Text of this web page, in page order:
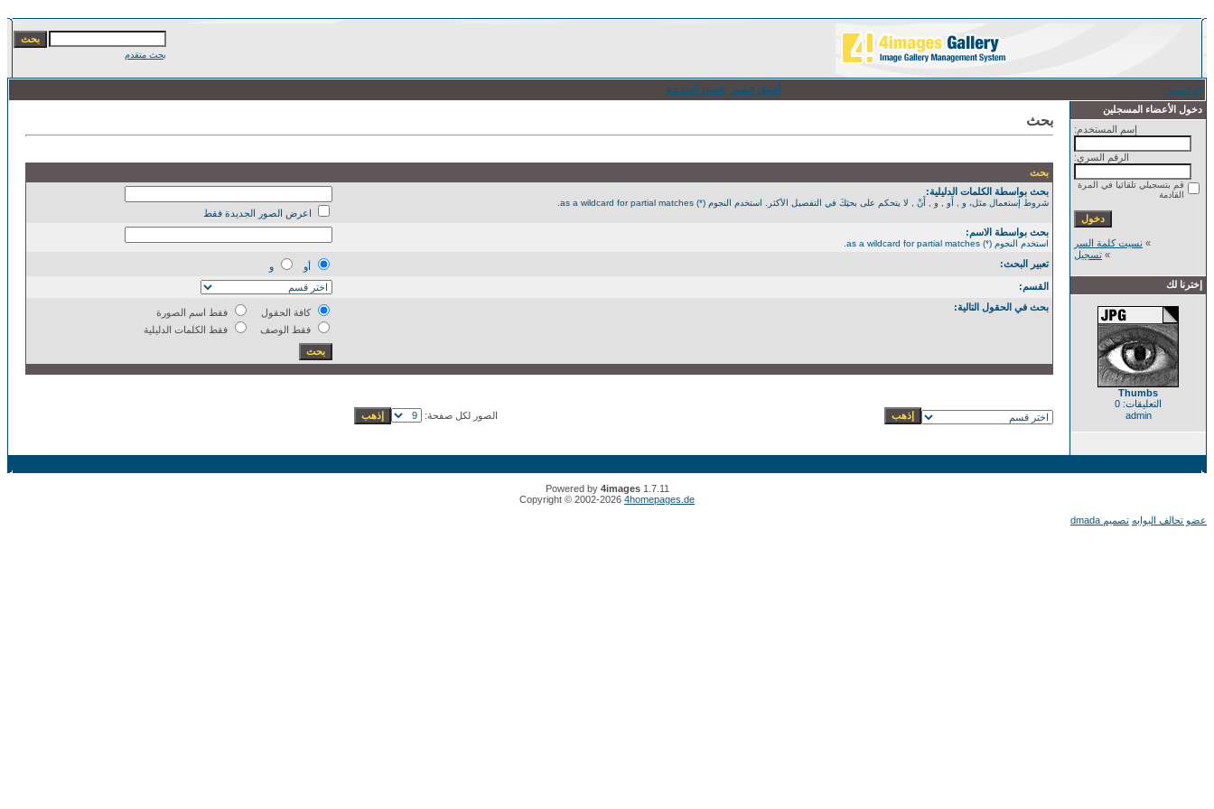
بحث متقدم
الرئيسية أفضل الصور
الصور الجديدة
دخول الأعضاء المسجلين
إسم المستخدم:
الرقم السري:
قم بتسجيلي تلقائيا في المرة
القادمة
» نسيت كلمة السر
» تسجيل
إخترنا لك
Thumbs
التعليقات: 0
admin
بحث
بحث
بحث بواسطة الكلمات الدليلية:
شروط إستعمال مثل، و , أَو , و , أَنْ , لا يتحكم على بحثِكَ في التفصيل الأكثر. استخدم النجوم (*) as a wildcard for partial matches.
اعرض الصور الجديدة فقط
بحث بواسطة الاسم:
استخدم النجوم (*) as a wildcard for partial matches.
تعبير البحث: أو
و
القسم:
بحث في الحقول التالية:
كافة الحقول
فقط اسم الصورة
فقط الوصف
فقط الكلمات الدليلية
الصور لكل صفحة:
Powered by 4images1.7.11
Copyright © 2002-2026 4homepages.de
عضو تحالف البوابه تصميم dmada